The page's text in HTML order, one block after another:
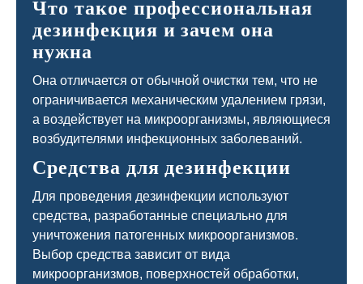
Что такое профессиональная
дезинфекция и зачем она
нужна
Она отличается от обычной очистки тем, что не
ограничивается механическим удалением грязи,
а воздействует на микроорганизмы, являющиеся
возбудителями инфекционных заболеваний.
Средства для дезинфекции
Для проведения дезинфекции используют
средства, разработанные специально для
уничтожения патогенных микроорганизмов.
Выбор средства зависит от вида
микроорганизмов, поверхностей обработки,